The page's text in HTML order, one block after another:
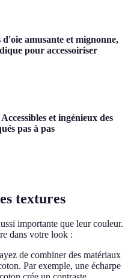
amusante et mignonne,
pour accessoiriser
et ingénieux des
pas à pas
textures
importante que leur couleur.
dans votre look :
de combiner des matériaux
Par exemple, une écharpe